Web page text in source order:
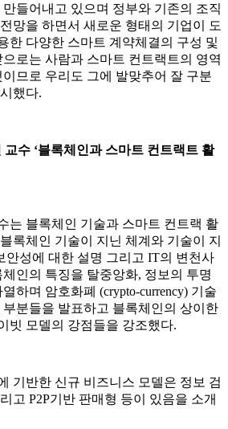
들어내고 있으며 정부와 기존의 조직
망을 하면서 새로운 형태의 기업이 도
한 다양한 스마트 계약체결의 구성 및
로는 사람과 스마트 컨트랙트의 영역
므로 우리도 그에 발맞추어 잘 구분
했다.
교수 ‘블록체인과 스마트 컨트랙트 활
는 블록체인 기술과 스마트 컨트랙 활
록체인 기술이 지닌 체계와 기술이 지
안성에 대한 설명 그리고 IT의 변천사
인의 특징을 탈중앙화, 정보의 투명
하며 암호화폐 (crypto-currency) 기술
분들을 발표하고 블록체인의 상이한
빗 모델의 강점들을 강조했다.
기반한 신규 비즈니스 모델은 정보 검
고 P2P기반 판매형 등이 있음을 소개